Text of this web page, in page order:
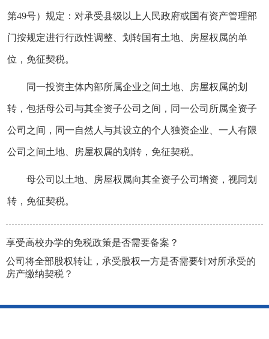
第49号）规定：对承受县级以上人民政府或国有资产管理部
门按规定进行行政性调整、划转国有土地、房屋权属的单
位，免征契税。
同一投资主体内部所属企业之间土地、房屋权属的划
转，包括母公司与其全资子公司之间，同一公司所属全资子
公司之间，同一自然人与其设立的个人独资企业、一人有限
公司之间土地、房屋权属的划转，免征契税。
母公司以土地、房屋权属向其全资子公司增资，视同划
转，免征契税。
享受高校办学的免税政策是否需要备案？
公司将全部股权转让，承受股权一方是否需要针对所承受的
房产缴纳契税？